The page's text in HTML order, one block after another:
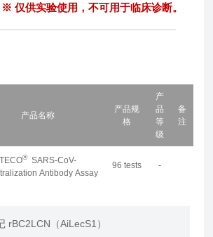
※ 仅供实验使用，不可用于临床诊断。
产品名称
产品规
格
产
品
等
级
备
注
TECO® SARS-CoV-
Antibody Assay
96 tests -
rBC2LCN（AiLecS1）